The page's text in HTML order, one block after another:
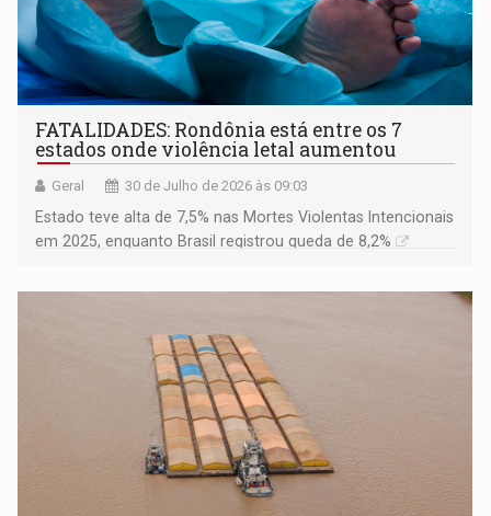
FATALIDADES: Rondônia está entre os 7
estados onde violência letal aumentou
Geral 30 de Julho de 2026 às 09:03
Estado teve alta de 7,5% nas Mortes Violentas Intencionais
em 2025, enquanto Brasil registrou queda de 8,2%